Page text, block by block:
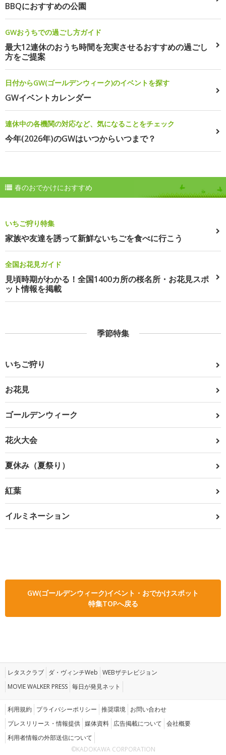
BBQにおすすめの公園
GWおうちでの過ごし方ガイド
最大12連休のおうち時間を充実させるおすすめの過ごし
方をご提案
日付からGW(ゴールデンウィーク)のイベントを探す
GWイベントカレンダー
連休中の各機関の対応など、気になることをチェック
今年(2026年)のGWはいつからいつまで？
春のおでかけにおすすめ
いちご狩り特集
家族や友達を誘って新鮮ないちごを食べに行こう
全国お花見ガイド
見頃時期がわかる！全国1400カ所の桜名所・お花見スポ
ット情報を掲載
季節特集
いちご狩り
お花見
ゴールデンウィーク
花火大会
夏休み（夏祭り）
紅葉
イルミネーション
GW(ゴールデンウィーク)イベント・おでかけスポット
特集TOPへ戻る
レタスクラブ ダ・ヴィンチWeb WEBザテレビジョン
MOVIE WALKER PRESS 毎日が発見ネット
利用規約 プライバシーポリシー 推奨環境 お問い合わせ
プレスリリース・情報提供 媒体資料 広告掲載について 会社概要
利用者情報の外部送信について
©KADOKAWA CORPORATION